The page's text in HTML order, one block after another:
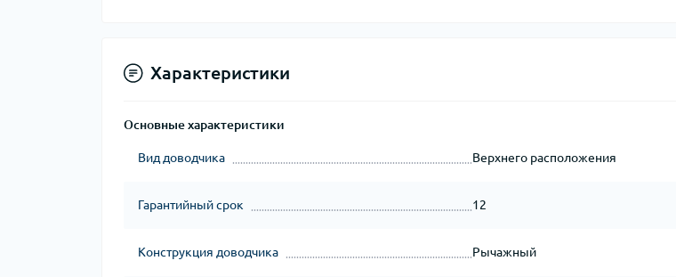
Характеристики
Основные характеристики
Вид доводчика Верхнего расположения
Гарантийный срок 12
Конструкция доводчика Рычажный